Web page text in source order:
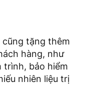
cũng tặng thêm
hàng, như
trình, bảo hiểm
nhiên liệu trị